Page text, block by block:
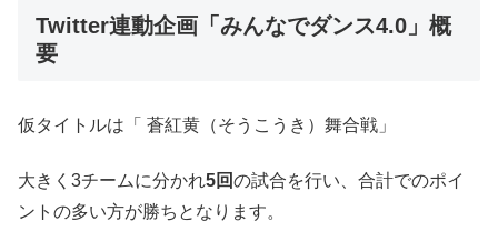
Twitter連動企画「みんなでダンス4.0」概
要
仮タイトルは「 蒼紅黄（そうこうき）舞合戦」
大きく3チームに分かれ5回の試合を行い、合計でのポイ
ントの多い方が勝ちとなります。